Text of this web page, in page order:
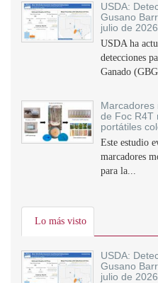
USDA:
Gusano
julio de 2026
USDA ha
detecciones
Ganado
Marcadores
de Foc R4T
portátiles
Este estudio
marcadores
para la...
Lo más visto
USDA:
Gusano
julio de 2026